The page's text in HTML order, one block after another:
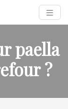
paella
?